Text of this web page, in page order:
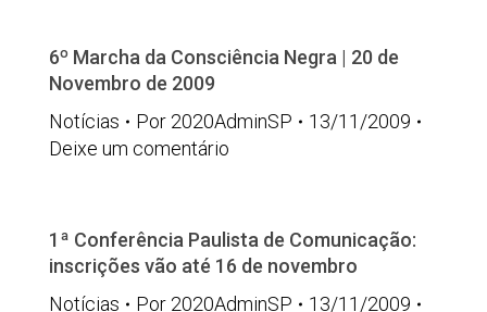
6º Marcha da Consciência Negra | 20 de
Novembro de 2009
Notícias
Por 2020AdminSP
13/11/2009
Deixe um comentário
1ª Conferência Paulista de Comunicação:
inscrições vão até 16 de novembro
Notícias
Por 2020AdminSP
13/11/2009